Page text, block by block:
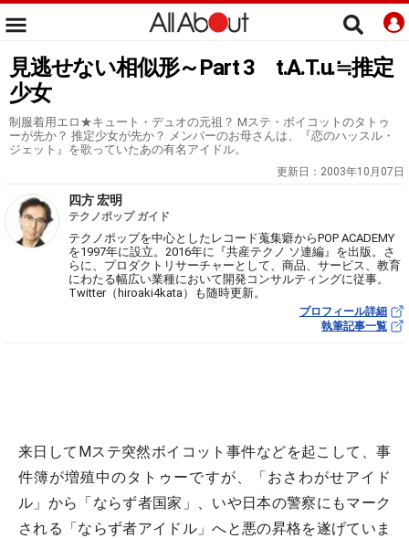
見逃せない相似形～Part 3 t.A.T.u.≒推定
少女
制服着用エロ★キュート・デュオの元祖？ Mステ・ボイコットのタトゥ
ーが先か？ 推定少女が先か？ メンバーのお母さんは、『恋のハッスル・
ジェット』を歌っていたあの有名アイドル。
更新日： 2003年10月07日
四方 宏明
テクノポップ ガイド
テクノポップを中心としたレコード蒐集癖からPOP ACADEMY
を1997年に設立。2016年に『共産テクノ ソ連編』を出版。さ
らに、プロダクトリサーチャーとして、商品、サービス、教育
にわたる幅広い業種において開発コンサルティングに従事。
Twitter（hiroaki4kata）も随時更新。
プロフィール詳細
執筆記事一覧
来日してMステ突然ボイコット事件などを起こして、事
件簿が増殖中のタトゥーですが、「おさわがせアイド
ル」から「ならず者国家」、いや日本の警察にもマーク
される「ならず者アイドル」へと悪の昇格を遂げていま